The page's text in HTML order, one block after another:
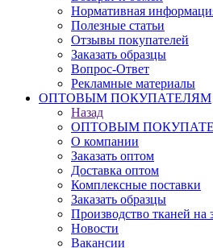
Нормативная
Полезные статьи
Отзывы покупателей
Заказать образцы
Вопрос-Ответ
Рекламные материалы
ОПТОВЫМ ПОКУПАТЕЛЯМ
Назад
ОПТОВЫМ
О компании
Заказать оптом
Доставка оптом
Комплексные поставки
Заказать образцы
Производство тканей на
Новости
Вакансии